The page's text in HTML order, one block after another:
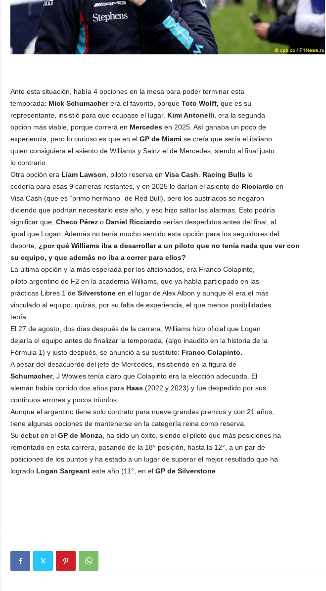
Ante esta situación, había 4 opciones en la mesa para poder terminar esta
temporada: Mick Schumacherera el favorito, porque Toto Wolff, que es su
representante, insistió para que ocupase el lugar. Kimi Antonelli , era la segunda
opción más viable, porque correrá en Mercedes en 2025. Así ganaba un poco de
experiencia, pero lo curioso es que en el GP de Miami se creía que sería el italiano
quien consiguiera el asiento de Williams y Sainz el de Mercedes, siendo al final justo
lo contrario.
Otra opción era Liam Lawson , piloto reserva en Visa Cash Racing Bulls lo
cedería para esas 9 carreras restantes, y en 2025 le darían el asiento de Ricciardo en
Visa Cash (que es “primo hermano” de Red Bull), pero los austriacos se negaron
diciendo que podrían necesitarlo este año, y eso hizo saltar las alarmas. Esto podría
significar que, Checo Pérez o Daniel Ricciardo serían despedidos antes del final, al
igual que Logan. Además no tenía mucho sentido esta opción para los seguidores del
deporte, ¿por qué Williams iba a desarrollar a un piloto que no tenía nada que ver con
su equipo, y que además no iba a correr para ellos?
La última opción y la más esperada por los aficionados, era Franco Colapinto,
piloto argentino de F2 en la academia Williams, que ya había participado en las
prácticas Libres 1 de Silverstone en el lugar de Alex Albon y aunque él era el más
vinculado al equipo, quizás, por su falta de experiencia, el que menos posibilidades
tenía.
El 27 de agosto, dos días después de la carrera, Williams hizo oficial que Logan
dejaría el equipo antes de finalizar la temporada, (algo inaudito en la historia de la
Fórmula 1) y justo después, se anunció a su sustituto: Franco Colapinto.
A pesar del desacuerdo del jefe de Mercedes, insistiendo en la figura de
Schumacher, J Wowles tenía claro que Colapinto era la elección adecuada. El
alemán había corrido dos años para Haas (2022 y 2023) y fue despedido por sus
continuos errores y pocos triunfos.
Aunque el argentino tiene solo contrato para nueve grandes premios y con 21 años,
tiene algunas opciones de mantenerse en la categoría reina como reserva.
Su debut en el GP de Monza , ha sido un éxito, siendo el piloto que más posiciones ha
remontado en esta carrera, pasando de la 18° posición, hasta la 12°, a un par de
posiciones de los puntos y ha estado a un lugar de superar el mejor resultado que ha
logrado Logan Sargeant este año (11°, en el GP de Silverstone